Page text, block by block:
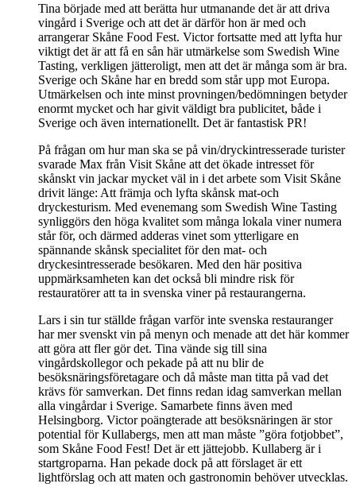
Tina började med att berätta hur utmanande det är att driva
vingård i Sverige och att det är därför hon är med och
arrangerar Skåne Food Fest. Victor fortsatte med att lyfta hur
viktigt det är att få en sån här utmärkelse som Swedish Wine
Tasting, verkligen jätteroligt, men att det är många som är bra.
Sverige och Skåne har en bredd som står upp mot Europa.
Utmärkelsen och inte minst provningen/bedömningen betyder
enormt mycket och har givit väldigt bra publicitet, både i
Sverige och även internationellt. Det är fantastisk PR!
På frågan om hur man ska se på vin/dryckintresserade turister
svarade Max från Visit Skåne att det ökade intresset för
skånskt vin jackar mycket väl in i det arbete som Visit Skåne
drivit länge: Att främja och lyfta skånsk mat-och
dryckesturism. Med evenemang som Swedish Wine Tasting
synliggörs den höga kvalitet som många lokala viner numera
står för, och därmed adderas vinet som ytterligare en
spännande skånsk specialitet för den mat- och
dryckesintresserade besökaren. Med den här positiva
uppmärksamheten kan det också bli mindre risk för
restauratörer att ta in svenska viner på restaurangerna.
Lars i sin tur ställde frågan varför inte svenska restauranger
har mer svenskt vin på menyn och menade att det här kommer
att göra att fler gör det. Tina vände sig till sina
vingårdskollegor och pekade på att nu blir de
besöksnäringsföretagare och då måste man titta på vad det
krävs för samverkan. Det finns redan idag samverkan mellan
alla vingårdar i Sverige. Samarbete finns även med
Helsingborg. Victor poängterade att besöksnäringen är stor
potential för Kullabergs, men att man måste ”göra fotjobbet”,
som Skåne Food Fest! Det är ett jättejobb. Kullaberg är i
startgroparna. Han pekade dock på att förslaget är ett
lightförslag och att maten och gastronomin behöver utvecklas.